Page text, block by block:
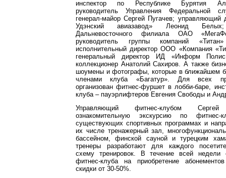
инспектор по Республике Бурятия
руководитель Управления Федеральной
генерал-майор Сергей Пугачев;
Удэнский авиазавод» Леонид
Дальневосточного филиала ОАО
руководитель группы компаний
исполнительный директор ООО «Компания
генеральный директор ИД «Информ
коллекционер Анатолий Сахиров. А также
шоумены и фотографы, которые в ближайшем
членами клуба «Багатур». Для всех
организован фитнес-фуршет в лобби-баре,
клуба – пауэрлифтеров Евгения Свободы и
Управляющий фитнес-клубом
ознакомительную экскурсию по фитнес-
существующих спортивных программах и
их числе тренажерный зал,
бассейном, финской сауной и турецким
тренеры разработают для каждого
схему тренировок. В течение всей недели
фитнес-клуба на приобретение
скидки от 30-50%.